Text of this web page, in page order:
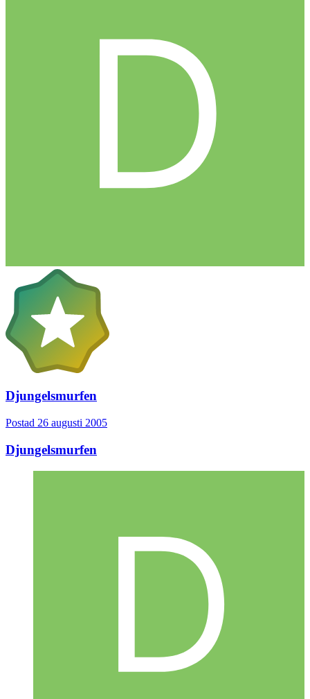
Djungelsmurfen
Postad 26 augusti 2005
Djungelsmurfen